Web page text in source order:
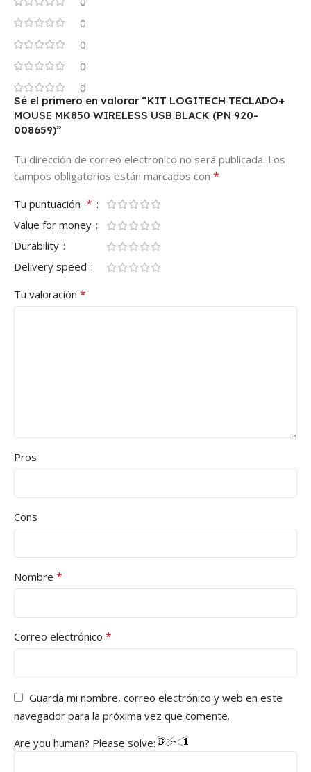
0
0
0
0
Sé el primero en valorar “KIT LOGITECH TECLADO+
MOUSE MK850 WIRELESS USB BLACK (PN 920-
008659)”
Tu dirección de correo electrónico no será publicada. Los
campos obligatorios están marcados con *
Tu puntuación *
Value for money
Durability
Delivery speed
Tu valoración *
Pros
Cons
Nombre *
Correo electrónico *
Guarda mi nombre, correo electrónico y web en este
navegador para la próxima vez que comente.
Are you human? Please solve: